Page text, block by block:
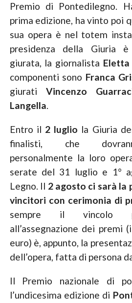
Premio di Pontedilegno.
prima edizione, ha vinto poi
sua opera è nel totem
presidenza della Giuria
giurata, la giornalista Eletta
componenti sono Franca
giuratiVincenzo
Langella.
Entro il 2 luglio la Giuria
finalisti, che
personalmente la loro
serate del 31 luglio e 1°
Legno. Il 2 agosto ci sarà la
vincitori con cerimonia di
sempre il vincolo
all’assegnazione dei premi
euro) è, appunto, la
dell’opera, fatta di persona
Il Premio nazionale di
l’undicesima edizione di